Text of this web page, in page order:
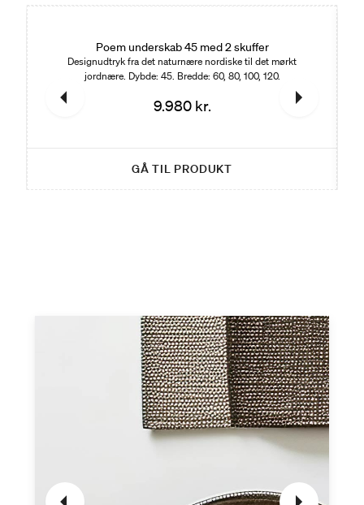
Poem underskab 45 med 2 skuffer
Designudtryk fra det naturnære nordiske til det mørkt
jordnære. Dybde: 45. Bredde: 60, 80, 100, 120.
9.980 kr.
GÅ TIL PRODUKT